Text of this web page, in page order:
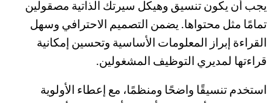
يجب أن يكون تنسيق وهيكل سيرتك الذاتية مصقولين
تمامًا مثل محتواها. يضمن التصميم الاحترافي وسهل
القراءة إبراز المعلومات الأساسية وتحسين إمكانية
قراءتها لمديري التوظيف المشغولين.
استخدم تنسيقًا واضحًا ومنظمًا، مع إعطاء الأولوية